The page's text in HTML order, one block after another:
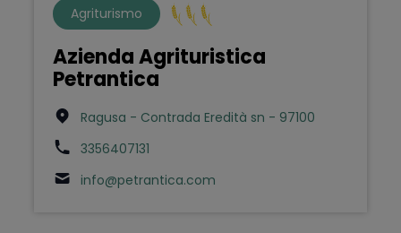
Agriturismo
Azienda Agrituristica
Petrantica
Ragusa - Contrada Eredità sn - 97100
3356407131
info@petrantica.com